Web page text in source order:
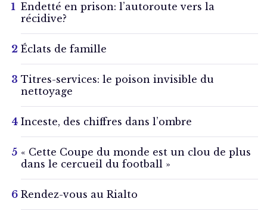
Endetté en prison: l’autoroute vers la
récidive?
Éclats de famille
Titres-services: le poison invisible du
nettoyage
Inceste, des chiffres dans l’ombre
« Cette Coupe du monde est un clou de plus
dans le cercueil du football »
Rendez-vous au Rialto